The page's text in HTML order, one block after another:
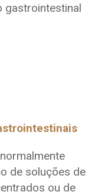
gastrointestinal
de soluções de
ou de